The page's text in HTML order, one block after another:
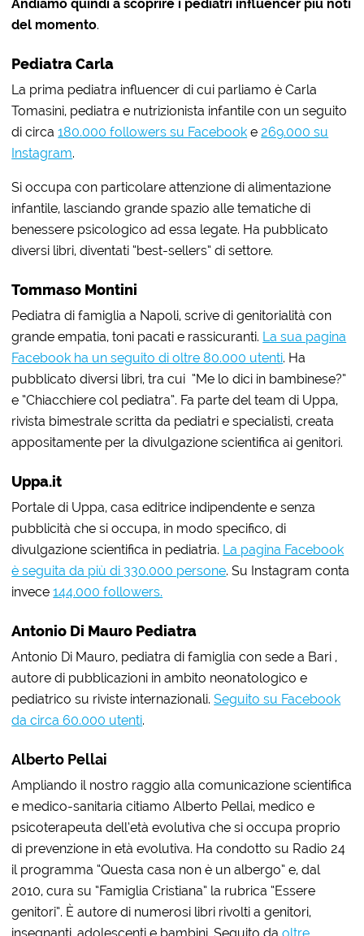
Andiamo quindi a scoprire i pediatri influencer più noti
del momento.
Pediatra Carla
La prima pediatra influencer di cui parliamo è Carla
Tomasini, pediatra e nutrizionista infantile con un seguito
di circa180.000 followers su Facebook e 269.000 su
Instagram.
Si occupa con particolare attenzione di alimentazione
infantile, lasciando grande spazio alle tematiche di
benessere psicologico ad essa legate. Ha pubblicato
diversi libri, diventati “best-sellers” di settore.
Tommaso Montini
Pediatra di famiglia a Napoli, scrive di genitorialità con
grande empatia, toni pacati e rassicuranti. La sua pagina
Facebook ha un seguito di oltre 80.000 utenti. Ha
pubblicato diversi libri, tra cui “Me lo dici in bambinese?”
e “Chiacchiere col pediatra”. Fa parte del team di Uppa,
rivista bimestrale scritta da pediatri e specialisti, creata
appositamente per la divulgazione scientifica ai genitori.
Uppa.it
Portale di Uppa, casa editrice indipendente e senza
pubblicità che si occupa, in modo specifico, di
divulgazione scientifica in pediatria. La pagina Facebook
è seguita da più di 330.000 persone. Su Instagram conta
invece144.000 followers.
Antonio Di Mauro Pediatra
Antonio Di Mauro, pediatra di famiglia con sede a Bari ,
autore di pubblicazioni in ambito neonatologico e
pediatrico su riviste internazionali.Seguito su Facebook
da circa 60.000 utenti.
Alberto Pellai
Ampliando il nostro raggio alla comunicazione scientifica
e medico-sanitaria citiamo Alberto Pellai, medico e
psicoterapeuta dell’età evolutiva che si occupa proprio
di prevenzione in età evolutiva. Ha condotto su Radio 24
il programma “Questa casa non è un albergo” e, dal
2010, cura su “Famiglia Cristiana” la rubrica “Essere
genitori”. È autore di numerosi libri rivolti a genitori,
insegnanti, adolescenti e bambini. Seguito daoltre